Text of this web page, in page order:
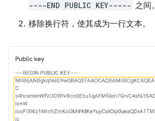
----END PUBLIC KEY----- 之间。
移除换行符，使其成为一行文本。